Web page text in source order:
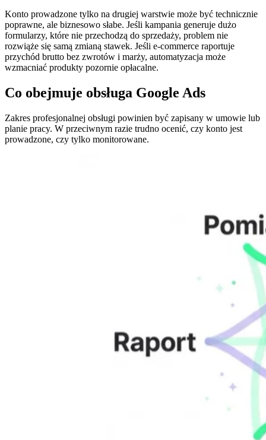
Konto prowadzone tylko na drugiej warstwie może być technicznie
poprawne, ale biznesowo słabe. Jeśli kampania generuje dużo
formularzy, które nie przechodzą do sprzedaży, problem nie
rozwiąże się samą zmianą stawek. Jeśli e-commerce raportuje
przychód brutto bez zwrotów i marży, automatyzacja może
wzmacniać produkty pozornie opłacalne.
Co obejmuje obsługa Google Ads
Zakres profesjonalnej obsługi powinien być zapisany w umowie lub
planie pracy. W przeciwnym razie trudno ocenić, czy konto jest
prowadzone, czy tylko monitorowane.